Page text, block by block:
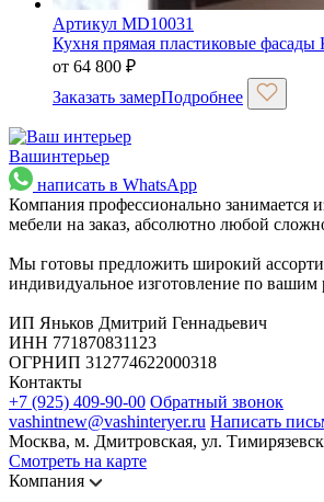
Артикул MD10031
Кухня прямая пластиковые фасады
от 64 800 ₽
Заказать замерПодробнее
Вашинтерьер
написать в WhatsApp
Компания профессионально занимается
мебели на заказ, абсолютно любой
Мы готовы предложить широкий
индивидуальное изготовление по вашим
ИП Яньков Дмитрий Геннадьевич
ИНН 771870831123
ОГРНИП 312774622000318
Контакты
+7 (925) 409-90-00 Обратный звонок
vashintnew@vashinteryer.ru Написать
Москва, м. Дмитровская, ул.
Смотреть на карте
Компания